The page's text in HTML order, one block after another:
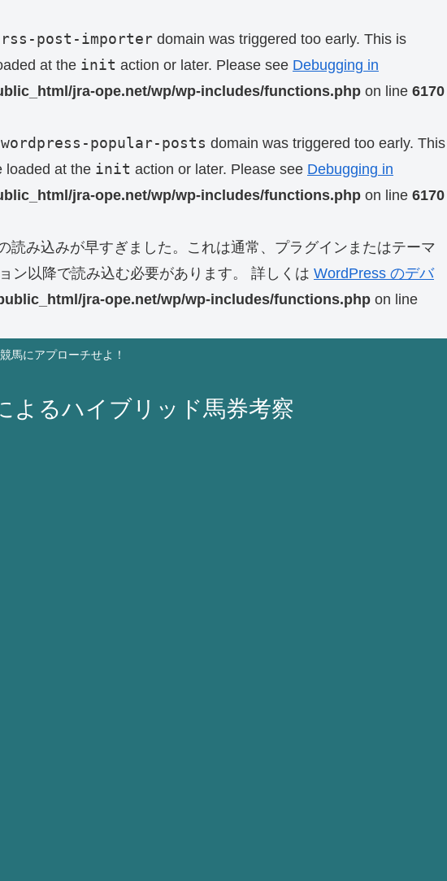
rss-post-importer domain was triggered too early. This is
at the init action or later. Please see Debugging in
jra-ope.net/wp/wp-includes/functions.php on line 6170
wordpress-popular-posts domain was triggered too early. This
loaded at the init action or later. Please see Debugging in
jra-ope.net/wp/wp-includes/functions.php on line 6170
読み込みが早すぎました。これは通常、プラグインまたはテーマ
ン以降で読み込む必要があります。 詳しくは WordPress のデバ
jra-ope.net/wp/wp-includes/functions.php on line
馬にアプローチせよ！
よるハイブリッド馬券考察